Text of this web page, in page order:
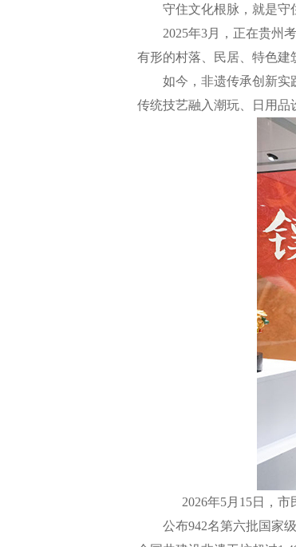
守住文化根脉，就是守
2025年3月，正在贵州考
有形的村落、民居、特色建
如今，非遗传承创新实践
传统技艺融入潮玩、日用品
2026年5月15日，
公布942名第六批国家级